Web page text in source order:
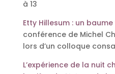
à 13
Etty Hillesum : un
conférence de Michel
lors d’un colloque
L’expérience de la nuit